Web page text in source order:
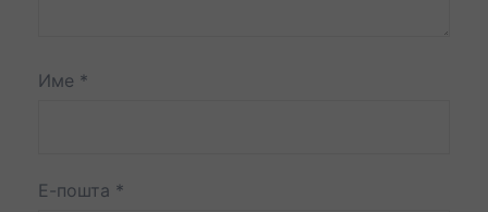
Име *
Е-пошта *